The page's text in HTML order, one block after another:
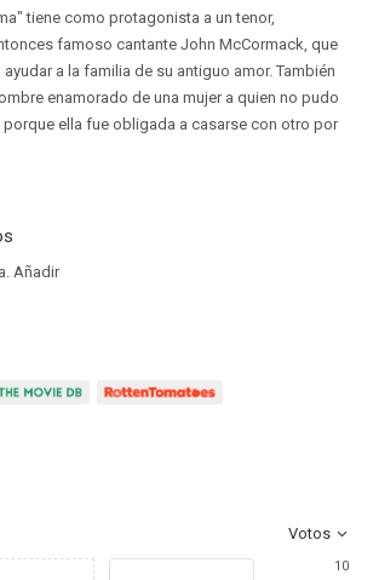
tiene como protagonista a un tenor,
famoso cantante John McCormack, que
a la familia de su antiguo amor. También
enamorado de una mujer a quien no pudo
ella fue obligada a casarse con otro por
Añadir
Votos
10